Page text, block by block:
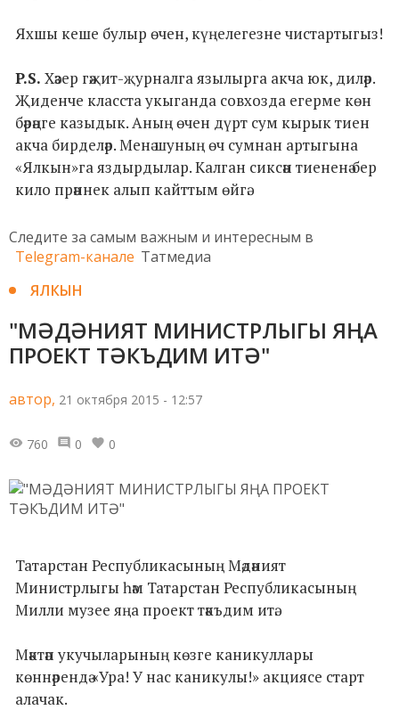
Яхшы кеше булыр өчен, күңелегезне чистартыгыз!
P.S. Хәзер гәҗит-җурналга язылырга акча юк, диләр.
Җиденче класста укыганда совхозда егерме көн
бәрәңге казыдык. Аның өчен дүрт сум кырык тиен
акча бирделәр. Менә шуның өч сумнан артыгына
«Ялкын»га яздырдылар. Калган сиксән тиененә бер
кило прәннек алып кайттым өйгә.
Следите за самым важным и интересным в
Telegram-канале Татмедиа
ЯЛКЫН
"МӘДӘНИЯТ МИНИСТРЛЫГЫ ЯҢА
ПРОЕКТ ТӘКЪДИМ ИТӘ"
автор, 21 октября 2015 - 12:57
760 0 0
Татарстан Республикасының Мәдәният
Министрлыгы һәм Татарстан Республикасының
Милли музее яңа проект тәкъдим итә.
Мәктәп укучыларының көзге каникуллары
көннәрендә «Ура! У нас каникулы!» акциясе старт
алачак.